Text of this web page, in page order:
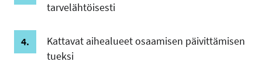
tarvelähtöisesti
Kattavat aihealueet osaamisen päivittämisen
tueksi